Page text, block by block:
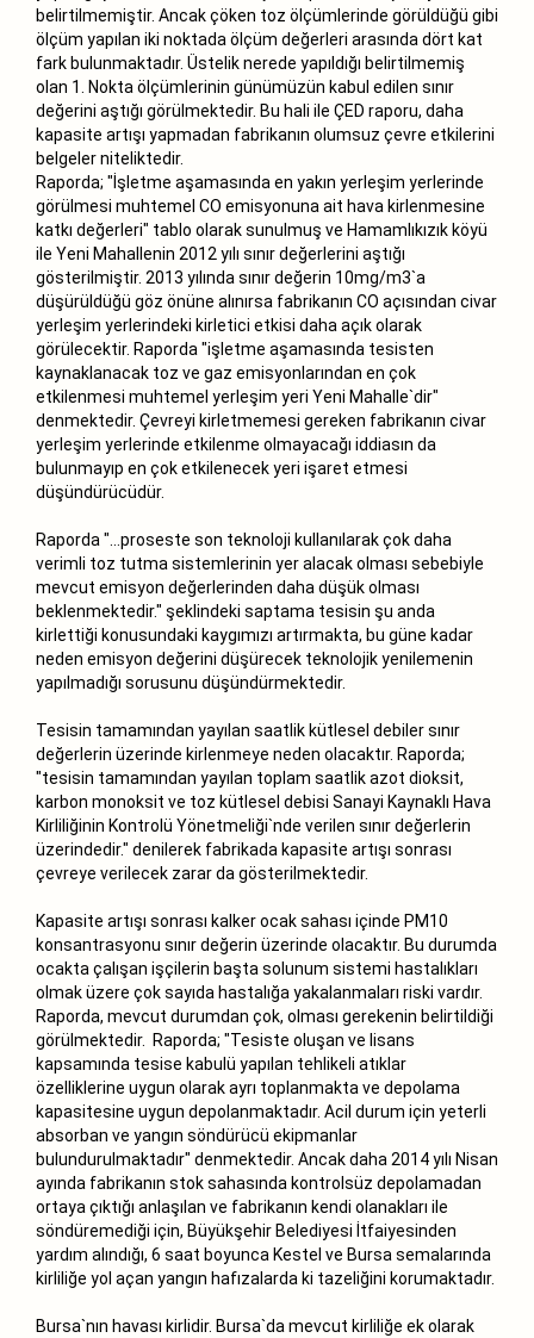
belirtilmemiştir. Ancak çöken toz ölçümlerinde görüldüğü gibi
ölçüm yapılan iki noktada ölçüm değerleri arasında dört kat
fark bulunmaktadır. Üstelik nerede yapıldığı belirtilmemiş
olan 1. Nokta ölçümlerinin günümüzün kabul edilen sınır
değerini aştığı görülmektedir. Bu hali ile ÇED raporu, daha
kapasite artışı yapmadan fabrikanın olumsuz çevre etkilerini
belgeler niteliktedir.
Raporda; "İşletme aşamasında en yakın yerleşim yerlerinde
görülmesi muhtemel CO emisyonuna ait hava kirlenmesine
katkı değerleri" tablo olarak sunulmuş ve Hamamlıkızık köyü
ile Yeni Mahallenin 2012 yılı sınır değerlerini aştığı
gösterilmiştir. 2013 yılında sınır değerin 10mg/m3`a
düşürüldüğü göz önüne alınırsa fabrikanın CO açısından civar
yerleşim yerlerindeki kirletici etkisi daha açık olarak
görülecektir. Raporda "işletme aşamasında tesisten
kaynaklanacak toz ve gaz emisyonlarından en çok
etkilenmesi muhtemel yerleşim yeri Yeni Mahalle`dir"
denmektedir. Çevreyi kirletmemesi gereken fabrikanın civar
yerleşim yerlerinde etkilenme olmayacağı iddiasın da
bulunmayıp en çok etkilenecek yeri işaret etmesi
düşündürücüdür.
Raporda "…proseste son teknoloji kullanılarak çok daha
verimli toz tutma sistemlerinin yer alacak olması sebebiyle
mevcut emisyon değerlerinden daha düşük olması
beklenmektedir." şeklindeki saptama tesisin şu anda
kirlettiği konusundaki kaygımızı artırmakta, bu güne kadar
neden emisyon değerini düşürecek teknolojik yenilemenin
yapılmadığı sorusunu düşündürmektedir.
Tesisin tamamından yayılan saatlik kütlesel debiler sınır
değerlerin üzerinde kirlenmeye neden olacaktır. Raporda;
"tesisin tamamından yayılan toplam saatlik azot dioksit,
karbon monoksit ve toz kütlesel debisi Sanayi Kaynaklı Hava
Kirliliğinin Kontrolü Yönetmeliği`nde verilen sınır değerlerin
üzerindedir." denilerek fabrikada kapasite artışı sonrası
çevreye verilecek zarar da gösterilmektedir.
Kapasite artışı sonrası kalker ocak sahası içinde PM10
konsantrasyonu sınır değerin üzerinde olacaktır. Bu durumda
ocakta çalışan işçilerin başta solunum sistemi hastalıkları
olmak üzere çok sayıda hastalığa yakalanmaları riski vardır.
Raporda, mevcut durumdan çok, olması gerekenin belirtildiği
görülmektedir. Raporda; "Tesiste oluşan ve lisans
kapsamında tesise kabulü yapılan tehlikeli atıklar
özelliklerine uygun olarak ayrı toplanmakta ve depolama
kapasitesine uygun depolanmaktadır. Acil durum için yeterli
absorban ve yangın söndürücü ekipmanlar
bulundurulmaktadır" denmektedir. Ancak daha 2014 yılı Nisan
ayında fabrikanın stok sahasında kontrolsüz depolamadan
ortaya çıktığı anlaşılan ve fabrikanın kendi olanakları ile
söndüremediği için, Büyükşehir Belediyesi İtfaiyesinden
yardım alındığı, 6 saat boyunca Kestel ve Bursa semalarında
kirliliğe yol açan yangın hafızalarda ki tazeliğini korumaktadır.
Bursa`nın havası kirlidir. Bursa`da mevcut kirliliğe ek olarak